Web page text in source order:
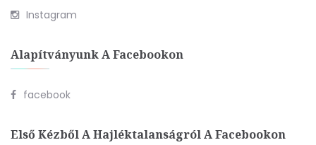
Instagram
Alapítványunk A Facebookon
facebook
Első Kézből A Hajléktalanságról A Facebookon